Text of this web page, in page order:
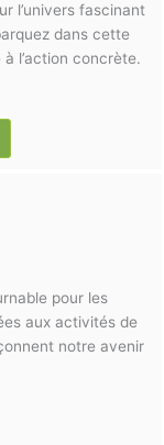
l’univers fascinant
dans cette
l’action concrète.
pour les
aux activités de
notre avenir